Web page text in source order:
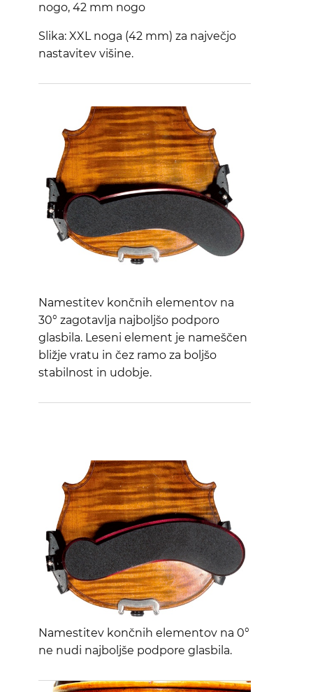
nogo, 42 mm nogo
Slika: XXL noga (42 mm) za največjo
nastavitev višine.
Namestitev končnih elementov na
30° zagotavlja najboljšo podporo
glasbila. Leseni element je nameščen
bližje vratu in čez ramo za boljšo
stabilnost in udobje.
Namestitev končnih elementov na 0°
ne nudi najboljše podpore glasbila.